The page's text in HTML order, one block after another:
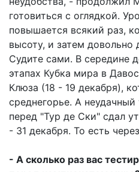
готовиться с оглядкой.
повышается всякий раз,
высоту, и затем довольно
Судите сами. В середине
этапах Кубка мира в
Клюза (18 - 19 декабря),
среднегорье. А неудачный
перед "Тур де Ски" сдал
- 31 декабря. То есть
- А сколько раз вас